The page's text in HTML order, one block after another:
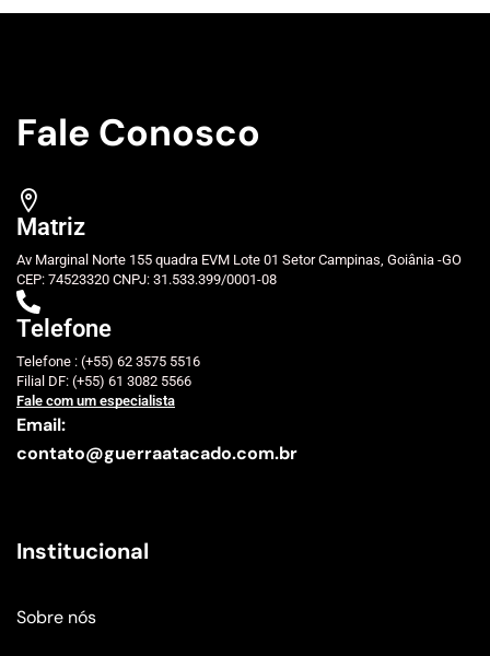
Fale Conosco
Matriz
Av Marginal Norte 155 quadra EVM Lote 01 Setor Campinas, Goiânia -GO
CEP: 74523320 CNPJ: 31.533.399/0001-08
Telefone
Telefone : (+55) 62 3575 5516
Filial DF: (+55) 61 3082 5566
Fale com um especialista
Email:
contato@guerraatacado.com.br
Institucional
Sobre nós